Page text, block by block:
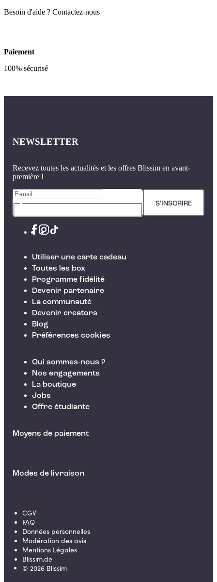
Besoin d'aide ? Contactez-nous
Paiement
100% sécurisé
NEWSLETTER
Recevez toutes les actualités et les offres Blissim en avant-
première !
S'INSCRIRE
Utiliser une carte cadeau
Toutes les box
Programme fidélité
Devenir partenaire
La communauté
Devenir creators
Blog
Préférences cookies
Qui sommes-nous ?
Nos engagements
La boutique
Jobs
Offre étudiante
Moyens de paiement
Modes de livraison
CGV
FAQ
Données personnelles
Modération des avis
Mentions Légales
Blissim.de
© 2026 Blissim